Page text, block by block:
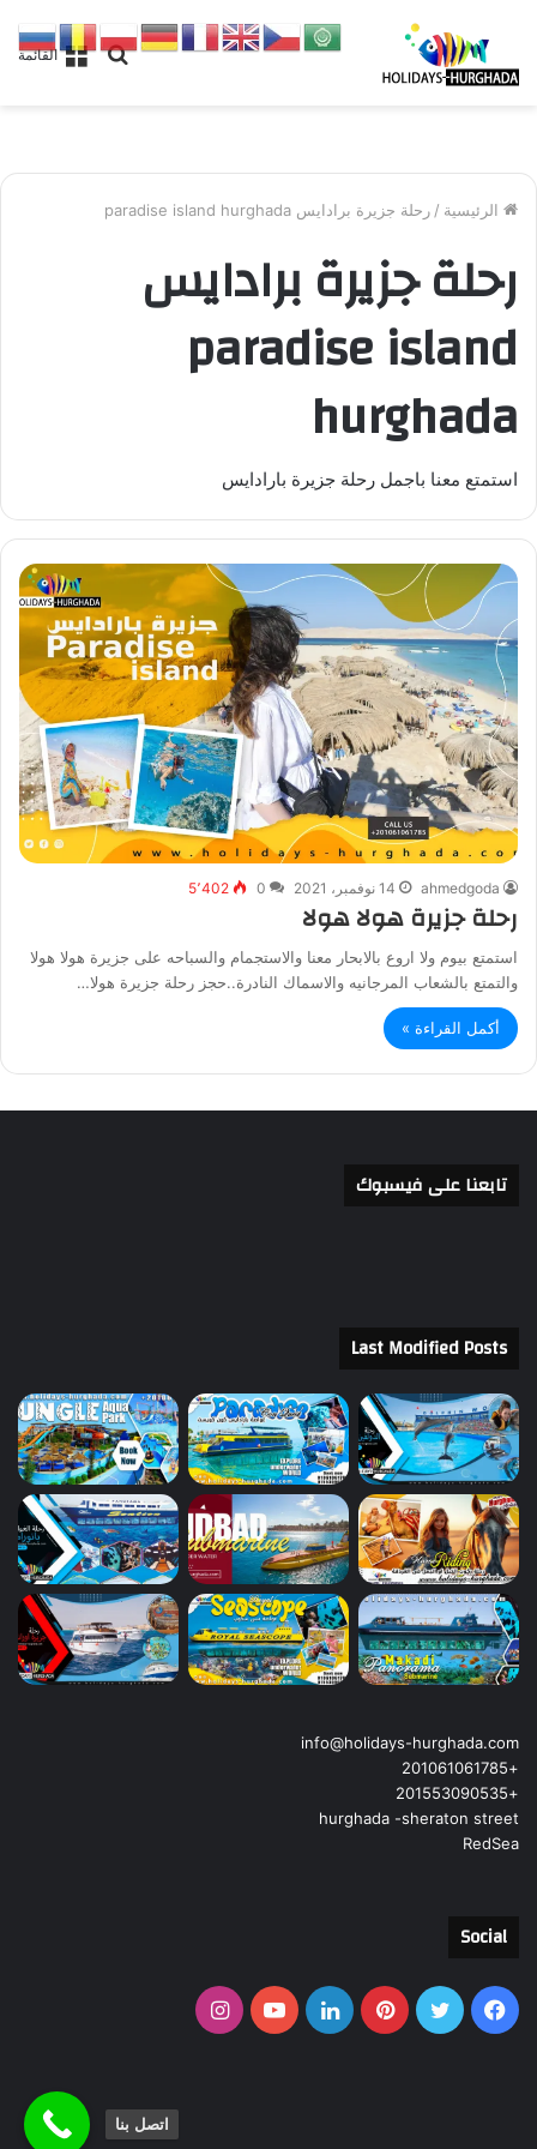
القائمة
بحث
الرئيسية / رحلة جزيرة برادايس paradise island hurghada
رحلة جزيرة برادايس
paradise island
hurghada
استمتع معنا باجمل رحلة جزيرة بارادايس
ahmedgoda 14 نوفمبر، 2021 0 5٬402
رحلة جزيرة هولا هولا
استمتع بيوم ولا اروع بالابحار معنا والاستجمام والسباحه على جزيرة هولا هولا
والتمتع بالشعاب المرجانيه والاسماك النادرة..حجز رحلة جزيرة هولا…
أكمل القراءة »
تابعنا على فيسبوك
Last Modified Posts
info@holidays-hurghada.com
+201061061785
+201553090535
hurghada -sheraton street
RedSea
Social
فيسبوكتويتر بينتيريستلينكدإنيوتيوبانستقرام
اتصل بنا